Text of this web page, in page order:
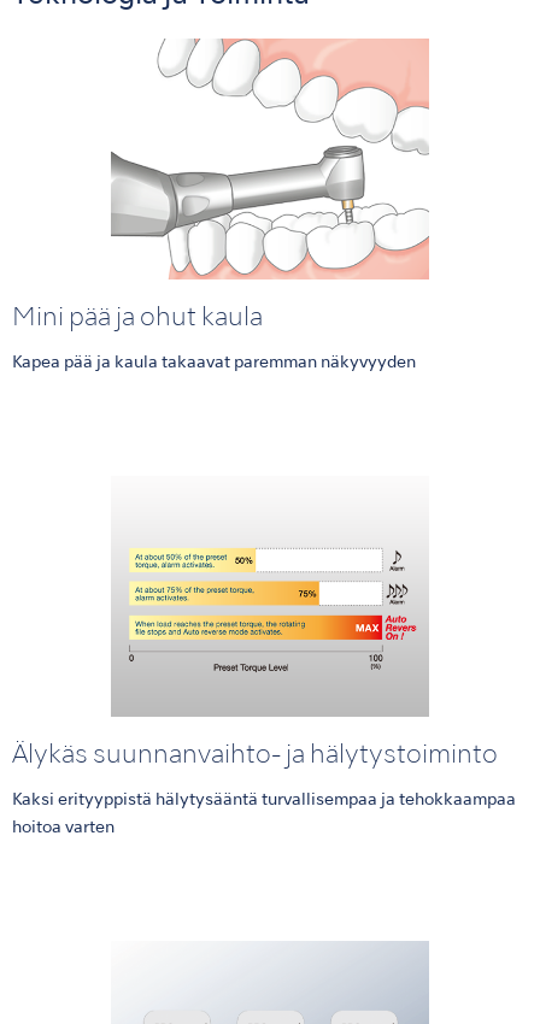
Mini pää ja ohut kaula
Kapea pää ja kaula takaavat paremman näkyvyyden
Älykäs suunnanvaihto- ja hälytystoiminto
Kaksi erityyppistä hälytysääntä turvallisempaa ja tehokkaampaa
hoitoa varten